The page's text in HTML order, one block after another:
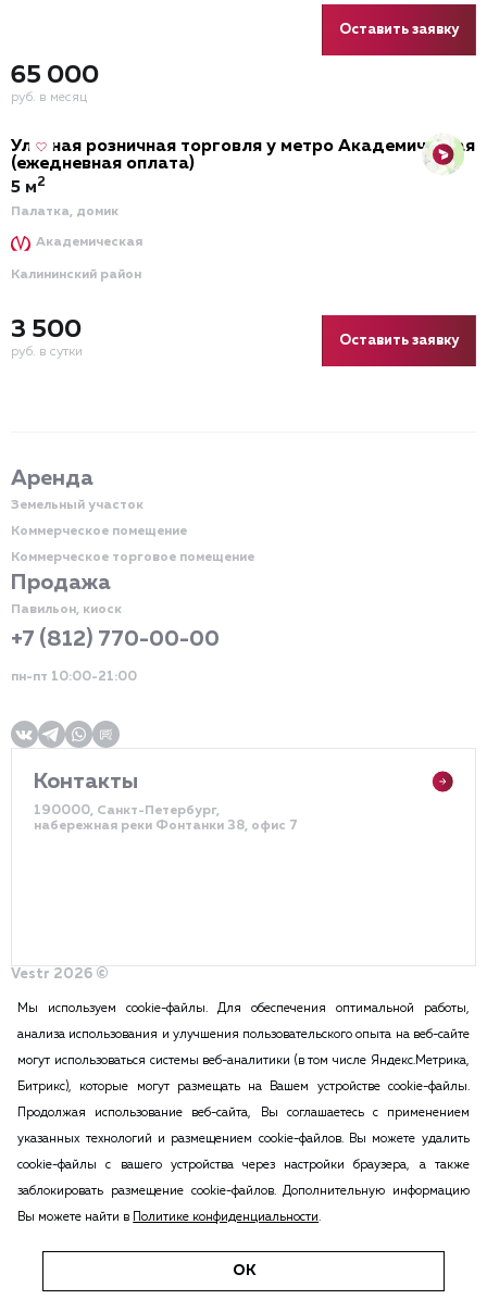
65 000
руб. в месяц
Оставить заявку
Уличная розничная торговля у метро Академическая
(ежедневная оплата)
Палатка, домик
Академическая
Калининский район
3 500
руб. в сутки
5 м2
Оставить заявку
Аренда
Земельный участок
Коммерческое помещение
Коммерческое торговое помещение
Продажа
Павильон, киоск
+7 (812) 770-00-00
пн-пт 10:00-21:00
Контакты
190000, Санкт-Петербург,
набережная реки Фонтанки 38, офис 7
Vestr 2026 ©
Разработка сайта – DDQ
2015-2026 Vestr – КОММЕРЧЕСКАЯ НЕДВИЖИМОСТЬ В САНКТ
ПЕТЕРБУРГЕ И ЛЕНИНГРАДСКОЙ ОБЛАСТИ
ПОЛИТИКА КОНФИДЕНЦИАЛЬНОСТИ
Вся информация, размещенная на данном сайте, ни при каких
обстоятельствах не может признаваться публичной офертой в соответствии
с п.2 ст.437 Гражданского кодекса РФ. Копирование и воспроизведение
материалов этого сайта возможна только с согласия администрации сайта.
удобства восприятия информации п.2 ст.437 ГК РФ.
Мы используем cookie-файлы. Для обеспечения оптимальной работы,
анализа использования и улучшения пользовательского опыта на веб-сайте
могут использоваться системы веб-аналитики (в том числе Яндекс.Метрика,
Битрикс), которые могут размещать на Вашем устройстве cookie-файлы.
Продолжая использование веб-сайта, Вы соглашаетесь с применением
указанных технологий и размещением cookie-файлов. Вы можете удалить
cookie-файлы с вашего устройства через настройки браузера, а также
заблокировать размещение cookie-файлов. Дополнительную информацию
Вы можете найти в Политике конфиденциальности
ОК